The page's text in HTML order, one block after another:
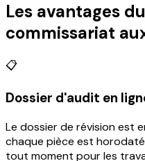
Les avantages
commissariat
📋
Dossier d'audit en
Le dossier de révision est
chaque pièce est
tout moment pour les